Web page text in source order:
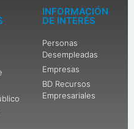
INFORMACIÓN
DE INTERÉS
Personas
Desempleadas
Empresas
BD Recursos
Empresariales